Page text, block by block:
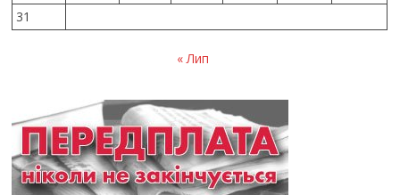
31
« Лип